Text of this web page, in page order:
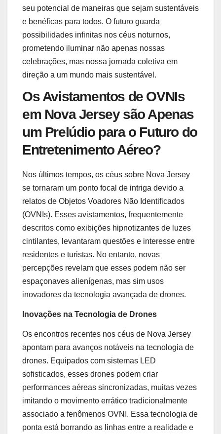
seu potencial de maneiras que sejam sustentáveis
e benéficas para todos. O futuro guarda
possibilidades infinitas nos céus noturnos,
prometendo iluminar não apenas nossas
celebrações, mas nossa jornada coletiva em
direção a um mundo mais sustentável.
Os Avistamentos de OVNIs
em Nova Jersey são Apenas
um Prelúdio para o Futuro do
Entretenimento Aéreo?
Nos últimos tempos, os céus sobre Nova Jersey
se tornaram um ponto focal de intriga devido a
relatos de Objetos Voadores Não Identificados
(OVNIs). Esses avistamentos, frequentemente
descritos como exibições hipnotizantes de luzes
cintilantes, levantaram questões e interesse entre
residentes e turistas. No entanto, novas
percepções revelam que esses podem não ser
espaçonaves alienígenas, mas sim usos
inovadores da tecnologia avançada de drones.
Inovações na Tecnologia de Drones
Os encontros recentes nos céus de Nova Jersey
apontam para avanços notáveis na tecnologia de
drones. Equipados com sistemas LED
sofisticados, esses drones podem criar
performances aéreas sincronizadas, muitas vezes
imitando o movimento errático tradicionalmente
associado a fenômenos OVNI. Essa tecnologia de
ponta está borrando as linhas entre a realidade e